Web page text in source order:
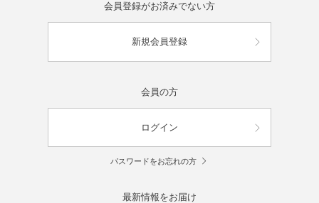
会員登録がお済みでない方
新規会員登録
会員の方
ログイン
パスワードをお忘れの方
最新情報をお届け